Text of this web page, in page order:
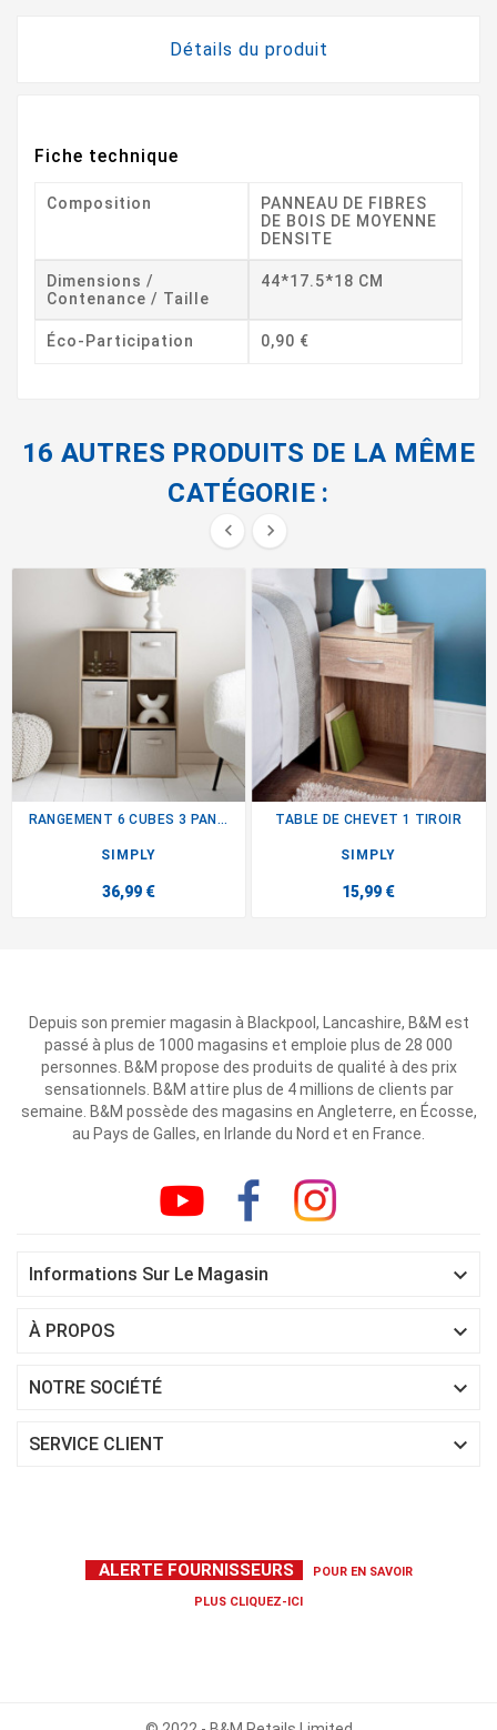
Détails du produit
Fiche technique
Composition
PANNEAU DE FIBRES
DE BOIS DE MOYENNE
DENSITE
Dimensions /
Contenance / Taille
44*17.5*18 CM
Éco-Participation 0,90 €
16 AUTRES PRODUITS DE LA MÊME
CATÉGORIE :
 
RANGEMENT 6 CUBES 3 PANIERES
SIMPLY
36,99 €
TABLE DE CHEVET 1 TIROIR
SIMPLY
15,99 €
Depuis son premier magasin à Blackpool, Lancashire, B&M est
passé à plus de 1000 magasins et emploie plus de 28 000
personnes. B&M propose des produits de qualité à des prix
sensationnels. B&M attire plus de 4 millions de clients par
semaine. B&M possède des magasins en Angleterre, en Écosse,
au Pays de Galles, en Irlande du Nord et en France.
Informations Sur Le Magasin 
À PROPOS 
NOTRE SOCIÉTÉ 
SERVICE CLIENT 
ALERTE FOURNISSEURS POUR EN SAVOIR
PLUS CLIQUEZ-ICI